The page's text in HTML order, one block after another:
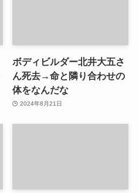
ボディビルダー北井大五さ
ん死去→命と隣り合わせの
体をなんだな
2024年8月21日